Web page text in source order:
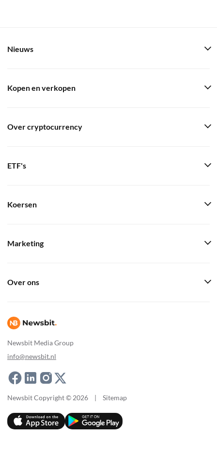
Newsbit Media Group
info@newsbit.nl
Nieuws
Kopen en verkopen
Over cryptocurrency
ETF's
Koersen
Marketing
Over ons
Newsbit Copyright © 2026 | Sitemap